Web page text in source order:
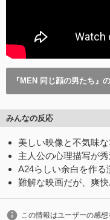
『MEN 同じ顔の男たち』
みんなの反応
美しい映像と不気味
主人公の心理描写が
A24らしい余白を作る
難解な映画だが、爽
この情報はユーザーの感